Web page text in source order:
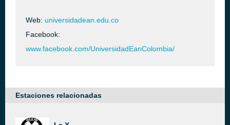
Web: universidadean.edu.co
Facebook:
www.facebook.com/UniversidadEanColombia/
Estaciones relacionadas